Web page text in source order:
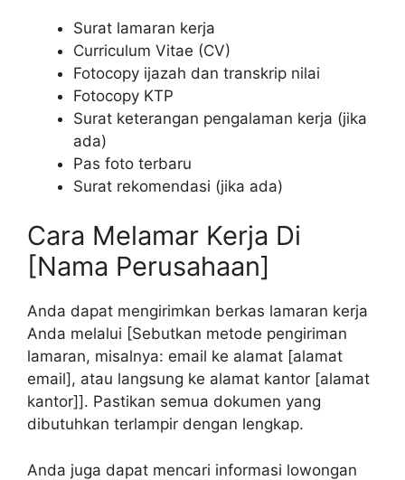
Surat lamaran kerja
Curriculum Vitae (CV)
Fotocopy ijazah dan transkrip nilai
Fotocopy KTP
Surat keterangan pengalaman kerja (jika
ada)
Pas foto terbaru
Surat rekomendasi (jika ada)
Cara Melamar Kerja Di
[Nama Perusahaan]
Anda dapat mengirimkan berkas lamaran kerja
Anda melalui [Sebutkan metode pengiriman
lamaran, misalnya: email ke alamat [alamat
email], atau langsung ke alamat kantor [alamat
kantor]]. Pastikan semua dokumen yang
dibutuhkan terlampir dengan lengkap.
Anda juga dapat mencari informasi lowongan